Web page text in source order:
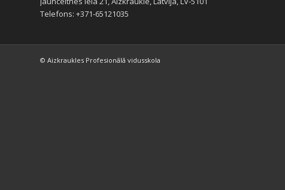
Telefons: +371-65121035
© Aizkraukles Profesionālā vidusskola